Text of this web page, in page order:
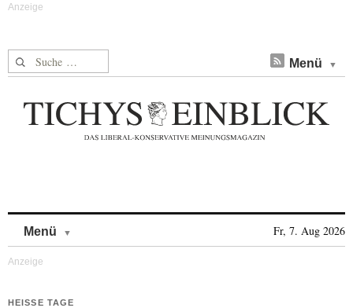
Suche nach: Menü
Menü Fr, 7. Aug 2026
HEISSE TAGE